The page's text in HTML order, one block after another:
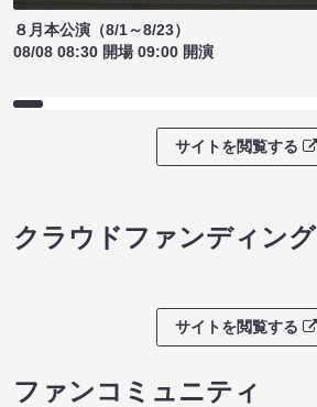
８月本公演（8/1～8/23）
08/08 08:30 開場 09:00 開演
サイトを閲覧する
クラウドファンディング
サイトを閲覧する
ファンコミュニティ